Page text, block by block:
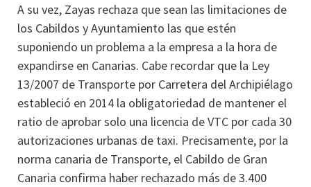
A su vez, Zayas rechaza que sean las limitaciones de
los Cabildos y Ayuntamiento las que estén
suponiendo un problema a la empresa a la hora de
expandirse en Canarias. Cabe recordar que la Ley
13/2007 de Transporte por Carretera del Archipiélago
estableció en 2014 la obligatoriedad de mantener el
ratio de aprobar solo una licencia de VTC por cada 30
autorizaciones urbanas de taxi. Precisamente, por la
norma canaria de Transporte, el Cabildo de Gran
Canaria confirma haber rechazado más de 3.400